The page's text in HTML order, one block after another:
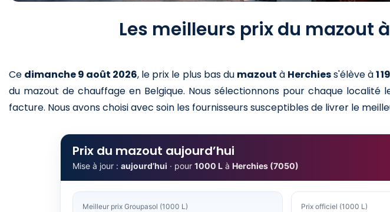
Les meilleurs prix du mazout
Ce dimanche 9 août 2026, le prix le plus bas du mazout à Herchiess'élève à1
du mazout de chauffage en Belgique. Nous sélectionnons pour chaque
facture. Nous avons choisi avec soin les fournisseurs susceptibles de livrer le
Prix du mazout aujourd’hui
Mise à jour : aujourd’hui · pour 1000 L à Herchies (7050)
Meilleur prix Groupasol (1000 L) Prix officiel (1000 L)